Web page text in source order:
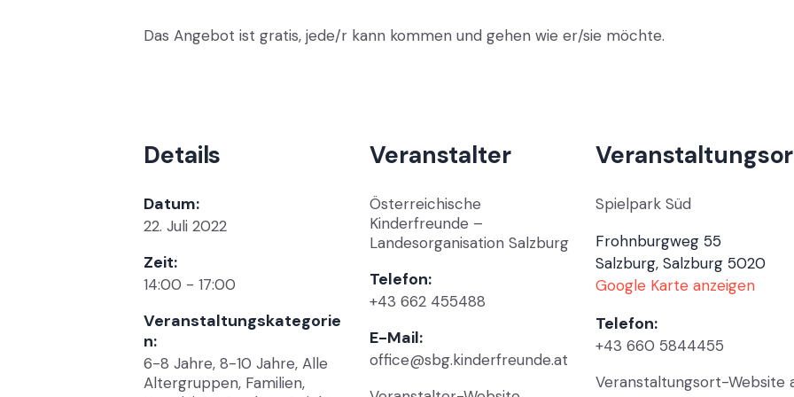
Das Angebot ist gratis, jede/r kann kommen und gehen wie er/sie möchte.
Details
Datum:
22. Juli 2022
Zeit:
14:00 - 17:00
Veranstaltungskategorie
n:
6-8 Jahre, 8-10 Jahre, Alle
Altergruppen, Familien,
Veranstalter
Österreichische
Kinderfreunde –
Landesorganisation Salzburg
Telefon:
+43 662 455488
E-Mail:
office@sbg.kinderfreunde.at
Spielpark Süd
Frohnburgweg 55
Salzburg, Salzburg 5020
Google Karte anzeigen
Telefon:
+43 660 5844455
Veranstaltungsort-Website